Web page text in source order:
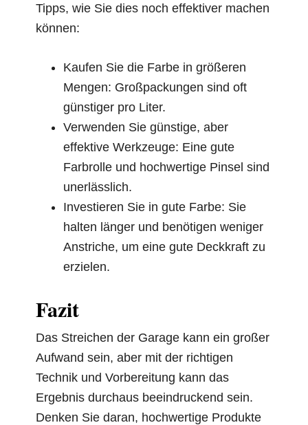
Tipps, wie Sie dies noch effektiver machen
können:
Kaufen Sie die Farbe in größeren
Mengen: Großpackungen sind oft
günstiger pro Liter.
Verwenden Sie günstige, aber
effektive Werkzeuge: Eine gute
Farbrolle und hochwertige Pinsel sind
unerlässlich.
Investieren Sie in gute Farbe: Sie
halten länger und benötigen weniger
Anstriche, um eine gute Deckkraft zu
erzielen.
Fazit
Das Streichen der Garage kann ein großer
Aufwand sein, aber mit der richtigen
Technik und Vorbereitung kann das
Ergebnis durchaus beeindruckend sein.
Denken Sie daran, hochwertige Produkte